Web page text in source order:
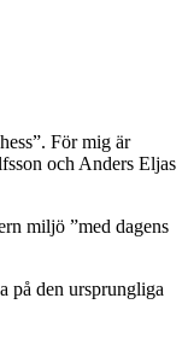
För mig är
och Anders Eljas
miljö ”med dagens
på den ursprungliga